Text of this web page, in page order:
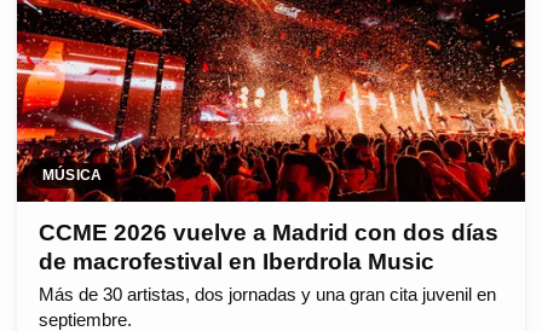
MÚSICA
CCME 2026 vuelve a Madrid con dos días
de macrofestival en Iberdrola Music
Más de 30 artistas, dos jornadas y una gran cita juvenil en
septiembre.